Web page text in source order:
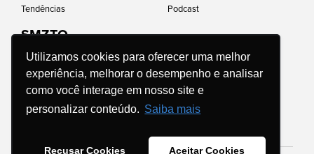
Utilizamos cookies para oferecer uma melhor
experiência, melhorar o desempenho e analisar
como você interage em nosso site e
personalizar conteúdo. Saiba mais
Recusar Cookies Aceitar Cookies
Tendências
Podcast
SMZTO
Home
Quem somos
Carreiras
Franquias
Impacto social
Perguntas frequentes
Política de Privacidade
Código de Conduta e Ética